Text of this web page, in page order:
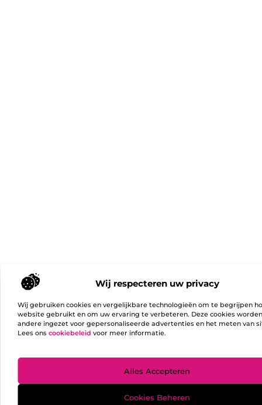
Wij respecteren uw privacy
Wij gebruiken cookies en vergelijkbare technologieën om te begrijpen
website gebruikt en om uw ervaring te verbeteren. Deze cookies
andere ingezet voor gepersonaliseerde advertenties en het meten van
Lees ons cookiebeleid voor meer informatie.
Alles Accepteren
Cookies Beheren